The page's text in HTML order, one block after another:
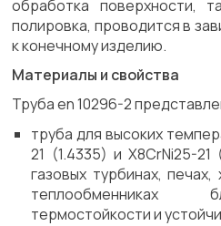
обработка поверхности,
полировка, проводится в
к конечному изделию.
Материалы и свойства
Труба en 10296-2
труба для высоких
21 (1.4335) и X8CrNi25-
газовых турбинах,
теплообменниках
термостойкости и